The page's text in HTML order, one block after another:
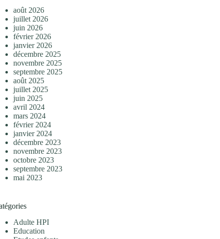
août 2026
juillet 2026
juin 2026
février 2026
janvier 2026
décembre 2025
novembre 2025
septembre 2025
août 2025
juillet 2025
juin 2025
avril 2024
mars 2024
février 2024
janvier 2024
décembre 2023
novembre 2023
octobre 2023
septembre 2023
mai 2023
Adulte HPI
Education